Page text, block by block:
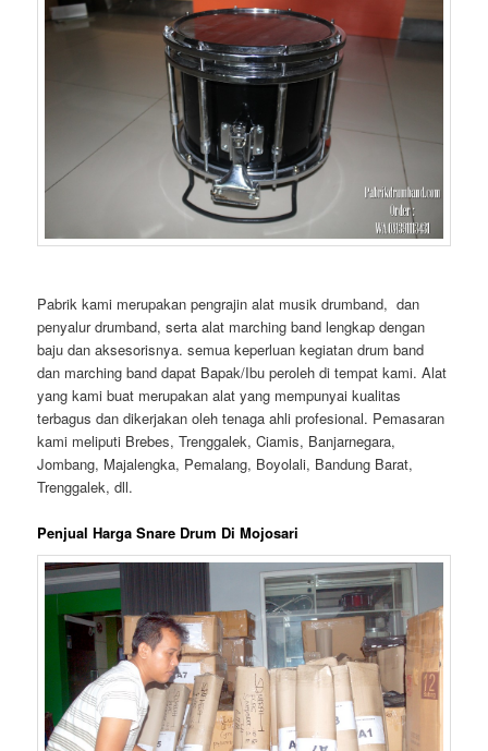
Pabrik kami merupakan pengrajin alat musik drumband, dan
penyalur drumband, serta alat marching band lengkap dengan
baju dan aksesorisnya. semua keperluan kegiatan drum band
dan marching band dapat Bapak/Ibu peroleh di tempat kami. Alat
yang kami buat merupakan alat yang mempunyai kualitas
terbagus dan dikerjakan oleh tenaga ahli profesional. Pemasaran
kami meliputi Brebes, Trenggalek, Ciamis, Banjarnegara,
Jombang, Majalengka, Pemalang, Boyolali, Bandung Barat,
Trenggalek, dll.
Penjual Harga Snare Drum Di Mojosari